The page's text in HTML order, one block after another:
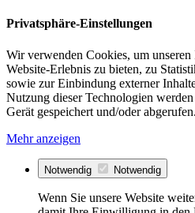
Privatsphäre-Einstellungen
Wir verwenden Cookies, um
Website-Erlebnis zu bieten, zu
sowie zur Einbindung externer
Nutzung dieser Technologien
Gerät gespeichert und/oder abgerufen.
Mehr anzeigen
Notwendig Notwendig
Wenn Sie unsere Website